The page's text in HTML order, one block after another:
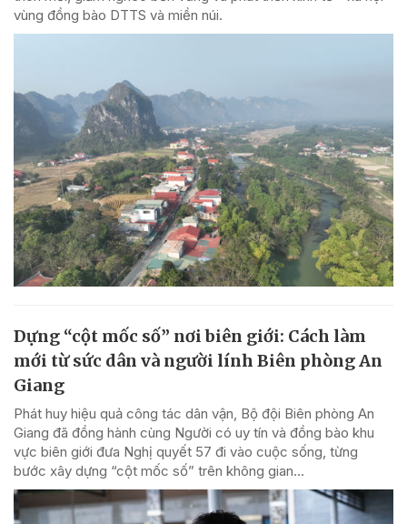
vùng đồng bào DTTS và miền núi.
Dựng “cột mốc số” nơi biên giới: Cách làm
mới từ sức dân và người lính Biên phòng An
Giang
Phát huy hiệu quả công tác dân vận, Bộ đội Biên phòng An
Giang đã đồng hành cùng Người có uy tín và đồng bào khu
vực biên giới đưa Nghị quyết 57 đi vào cuộc sống, từng
bước xây dựng “cột mốc số” trên không gian...